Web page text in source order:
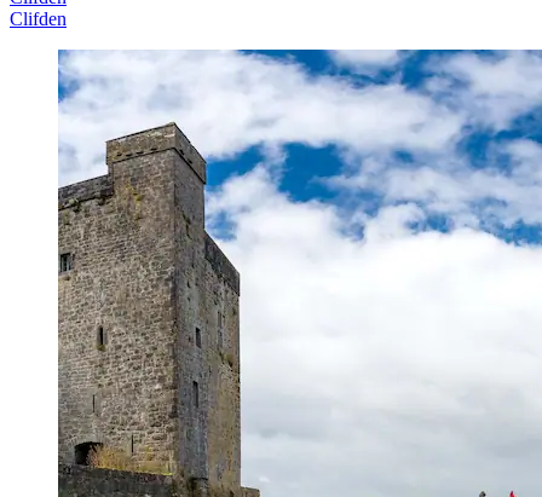
Clifden